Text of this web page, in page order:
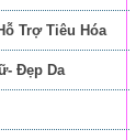
Trợ Tiêu Hóa
Đẹp Da